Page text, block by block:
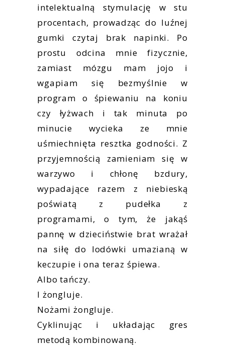
intelektualną stymulację w stu
procentach, prowadząc do luźnej
gumki czytaj brak napinki. Po
prostu odcina mnie fizycznie,
zamiast mózgu mam jojo i
wgapiam się bezmyślnie w
program o śpiewaniu na koniu
czy łyżwach i tak minuta po
minucie wycieka ze mnie
uśmiechnięta resztka godności. Z
przyjemnością zamieniam się w
warzywo i chłonę bzdury,
wypadające razem z niebieską
poświatą z pudełka z
programami, o tym, że jakąś
pannę w dzieciństwie brat wrażał
na siłę do lodówki umazianą w
keczupie i ona teraz śpiewa.
Albo tańczy.
I żongluje.
Nożami żongluje.
Cyklinując i układając gres
metodą kombinowaną.